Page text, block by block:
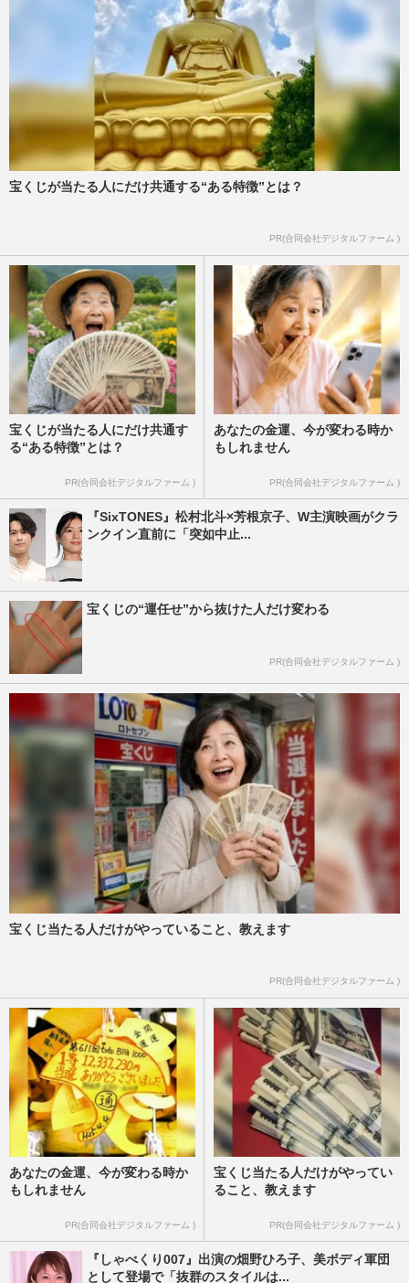
宝くじが当たる人にだけ共通する“ある特徴”とは？
PR(合同会社デジタルファーム )
宝くじが当たる人にだけ共通す
る“ある特徴”とは？
PR(合同会社デジタルファーム )
あなたの金運、今が変わる時か
もしれません
PR(合同会社デジタルファーム )
『SixTONES』松村北斗×芳根京子、W主演映画がクラ
ンクイン直前に「突如中止...
宝くじの“運任せ”から抜けた人だけ変わる
PR(合同会社デジタルファーム )
宝くじ当たる人だけがやっていること、教えます
PR(合同会社デジタルファーム )
あなたの金運、今が変わる時か
もしれません
PR(合同会社デジタルファーム )
宝くじ当たる人だけがやってい
ること、教えます
PR(合同会社デジタルファーム )
『しゃべくり007』出演の畑野ひろ子、美ボディ軍団
として登場で「抜群のスタイルは...